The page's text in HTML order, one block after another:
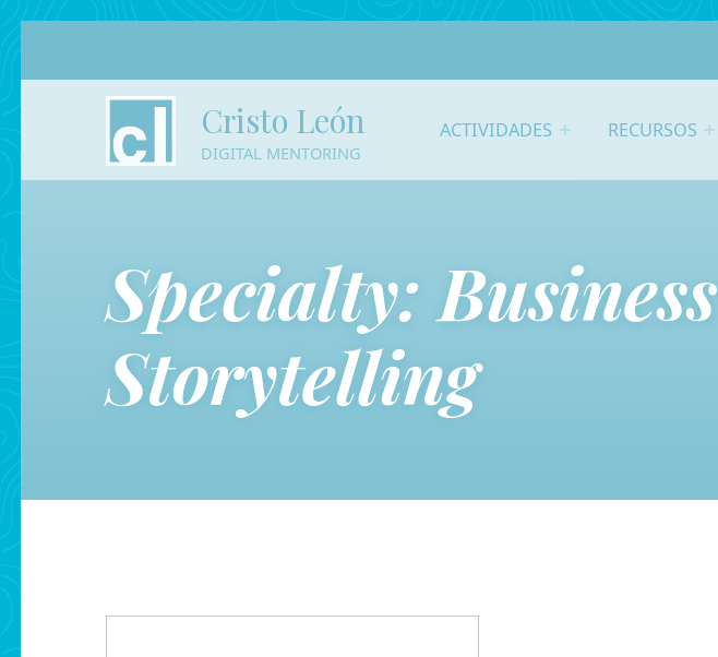
Cristo León
DIGITAL MENTORING
ACTIVIDADES RECURSOS
Specialty: Business
Storytelling